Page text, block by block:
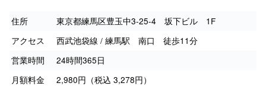
住所
東京都練馬区豊玉中3-25-4 坂下ビル 1F
アクセス
西武池袋線 / 練馬駅 南口 徒歩11分
営業時間
24時間365日
月額料金
2,980円（税込 3,278円）